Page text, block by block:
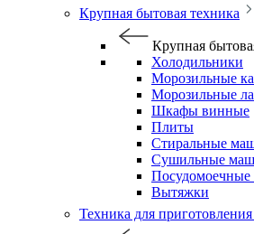
Крупная бытовая техника
Крупная
Холодильники
Морозильные
Морозильные
Шкафы винные
Плиты
Стиральные
Сушильные
Вытяжки
Техника для